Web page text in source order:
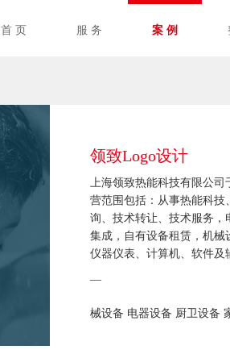
首 页 服 务 案 例
领致Logo设计
上海领致热能科技有限公司
营范围包括：从事热能科
询、技术转让、技术服务
集成，自有设备租赁，机
仪器仪表、计算机、软件
—
械设备 电器设备 厨卫设备